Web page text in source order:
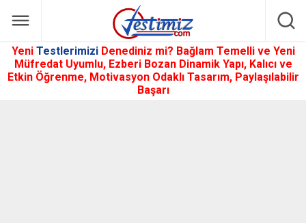
Yeni Testlerimizi Denediniz mi? Bağlam Temelli ve Yeni
Müfredat Uyumlu, Ezberi Bozan Dinamik Yapı, Kalıcı ve
Etkin Öğrenme, Motivasyon Odaklı Tasarım, Paylaşılabilir
Başarı